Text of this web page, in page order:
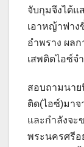
จับกุมจึงได้แ
เอาหญ้าฟา
อำพราง ผล
เสพติดไอซ์จ
สอบถามนาย
ติด(ไอซ์)มาจ
และกำลังจะ
พระนครศรีอ